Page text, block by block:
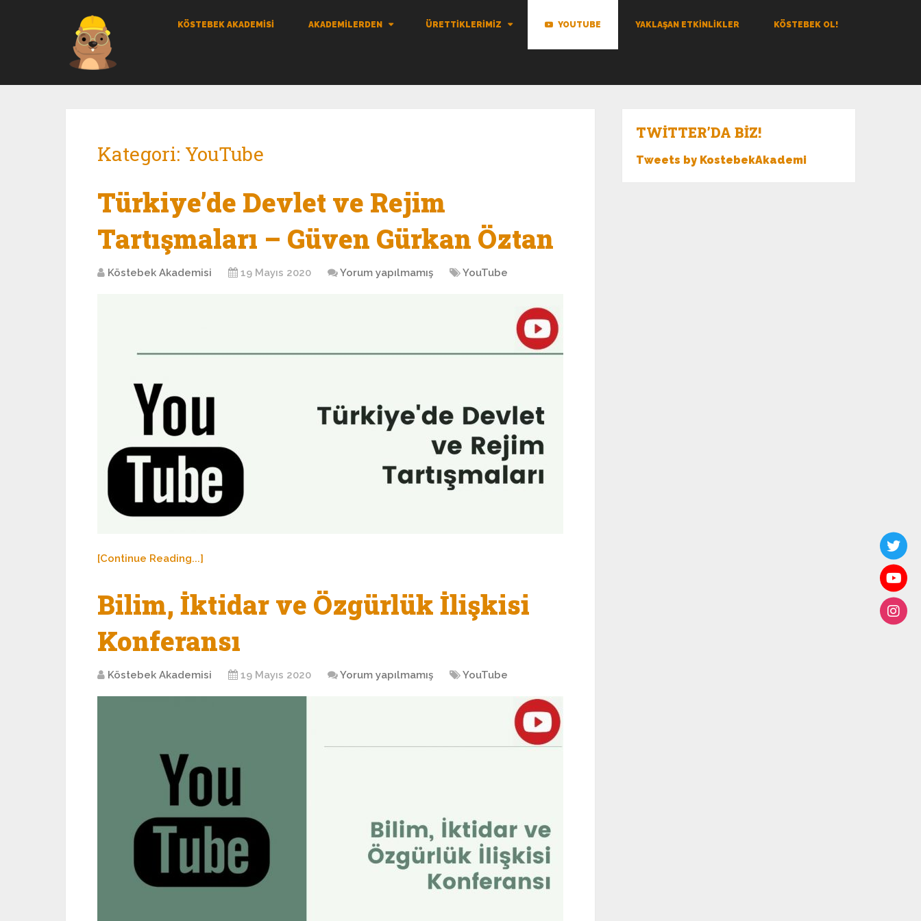
KÖSTEBEK AKADEMİSİ AKADEMILERDEN ÜRETTIKLERIMIZ YOUTUBE YAKLAŞAN ETKINLIKLER KÖSTEBEK OL!
Kategori: YouTube
Türkiye’de Devlet ve Rejim
Tartışmaları – Güven Gürkan Öztan
Köstebek Akademisi 19 Mayıs 2020 Yorum yapılmamış YouTube
[Continue Reading...]
Bilim, İktidar ve Özgürlük İlişkisi
Konferansı
Köstebek Akademisi 19 Mayıs 2020 Yorum yapılmamış YouTube
TWITTER’DA BIZ!
Tweets by KostebekAkademi